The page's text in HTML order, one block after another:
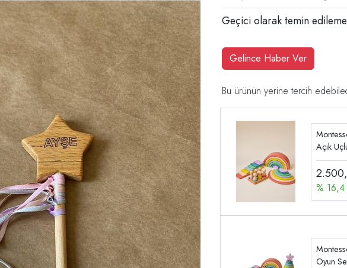
Geçici olarak temin
Gelince Haber Ver
Bu ürünün yerine tercih
Açık
% 16,4
Oyun